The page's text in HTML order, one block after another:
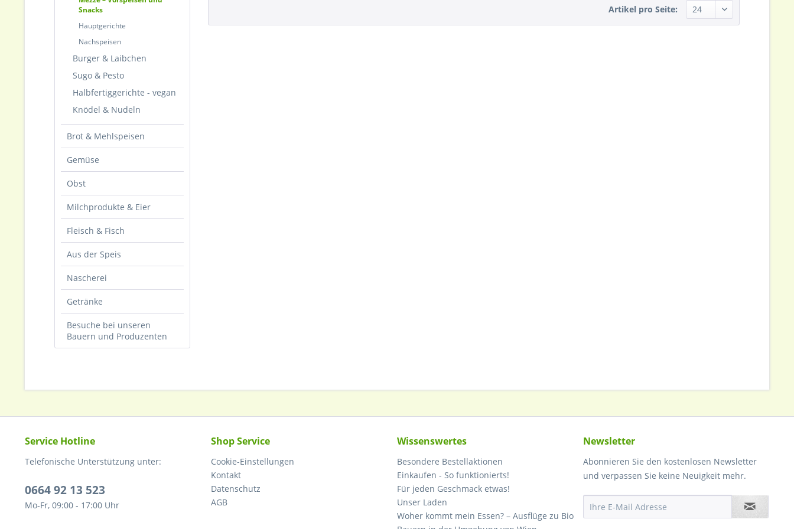
Snacks
Hauptgerichte
Nachspeisen
Burger & Laibchen
Sugo & Pesto
Halbfertiggerichte - vegan
Knödel & Nudeln
Brot & Mehlspeisen
Gemüse
Obst
Milchprodukte & Eier
Fleisch & Fisch
Aus der Speis
Nascherei
Getränke
Besuche bei unseren
Bauern und Produzenten
Artikel pro Seite:
Service Hotline
Telefonische Unterstützung unter:
0664 92 13 523
Mo-Fr, 09:00 - 17:00 Uhr
Shop Service
Cookie-Einstellungen
Kontakt
Datenschutz
AGB
Wissenswertes
Besondere Bestellaktionen
Einkaufen - So funktionierts!
Für jeden Geschmack etwas!
Unser Laden
Woher kommt mein Essen? – Ausflüge zu Bio
Newsletter
Abonnieren Sie den kostenlosen Newsletter
und verpassen Sie keine Neuigkeit mehr.